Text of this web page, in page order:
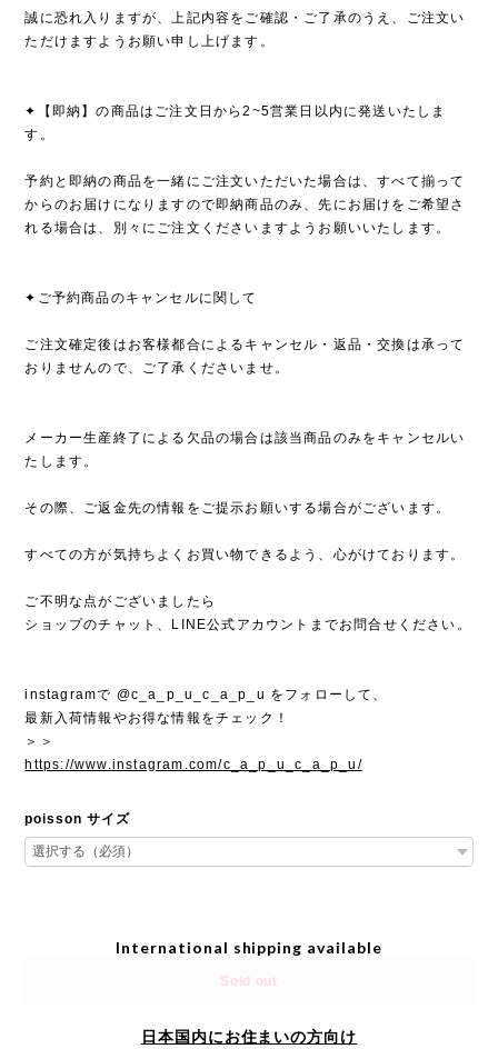
誠に恐れ入りますが、上記内容をご確認・ご了承のうえ、ご注文い
ただけますようお願い申し上げます。
✦【即納】の商品はご注文日から2~5営業日以内に発送いたしま
す。
予約と即納の商品を一緒にご注文いただいた場合は、すべて揃って
からのお届けになりますので即納商品のみ、先にお届けをご希望さ
れる場合は、別々にご注文くださいますようお願いいたします。
✦ご予約商品のキャンセルに関して
ご注文確定後はお客様都合によるキャンセル・返品・交換は承って
おりませんので、ご了承くださいませ。
メーカー生産終了による欠品の場合は該当商品のみをキャンセルい
たします。
その際、ご返金先の情報をご提示お願いする場合がございます。
すべての方が気持ちよくお買い物できるよう、心がけております。
ご不明な点がございましたら
ショップのチャット、LINE公式アカウントまでお問合せください。
instagramで @c_a_p_u_c_a_p_u をフォローして、
最新入荷情報やお得な情報をチェック！
＞＞
https://www.instagram.com/c_a_p_u_c_a_p_u/
poisson サイズ
International shipping available
Sold out
日本国内にお住まいの方向け